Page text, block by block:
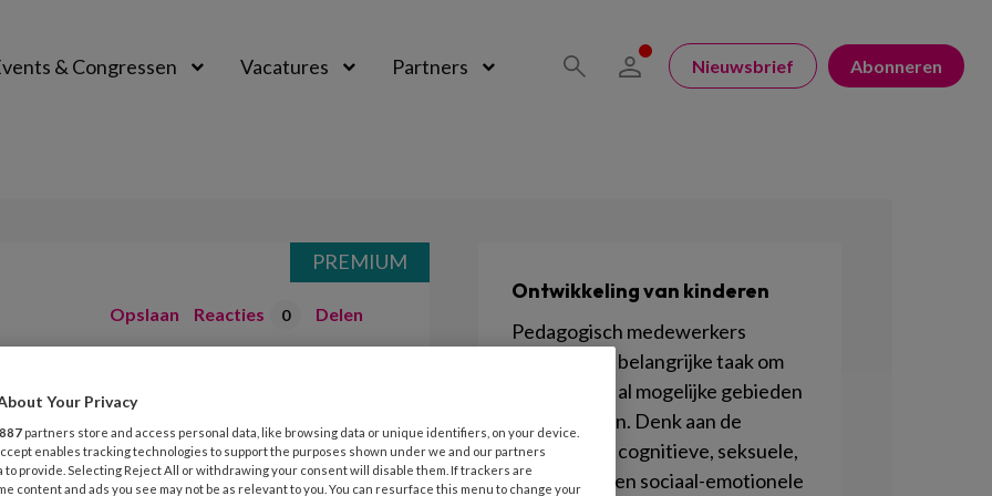
& Congressen Vacatures Partners Nieuwsbrief Abonneren
Opslaan Reacties 0 Delen
met de kinderen te doen. Voor kids
PREMIUM
Ontwikkeling van kinderen
Pedagogisch medewerkers
hebben een belangrijke taak om
kinderen op al mogelijke gebieden
te stimuleren. Denk aan de
motorische, cognitieve, seksuele,
lichamelijke en sociaal-emotionele
Your Privacy
887 partners store and access personal data, like browsing data or unique identifiers, on your device.
enables tracking technologies to support the purposes shown under we and our partners
to provide. Selecting Reject All or withdrawing your consent will disable them. If trackers are
content and ads you see may not be as relevant to you. You can resurface this menu to change your